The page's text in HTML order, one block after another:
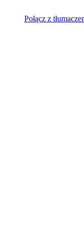
Połącz z